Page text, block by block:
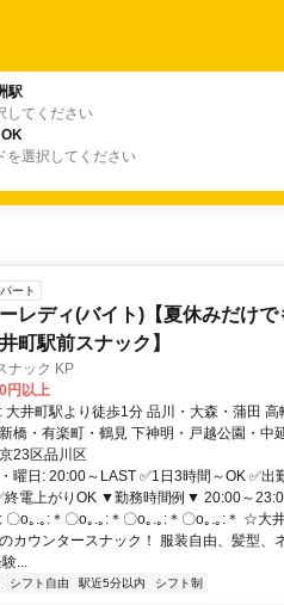
駅
してください
を選択してください
ート
レディ(バイト)【夏休みだけ
町駅前スナック】
ナック KP
円以上
崎
橋・有楽町・鶴見 下神明・戸越公園・中
り換えなし！
23区品川区
曜日: 20:00～LAST ✅1日3時間～OK ✅出
終電上がりOK ▼勤務時間例▼ 20:00～
〇o｡.｡:＊〇o｡.｡:＊〇o｡.｡:＊〇o｡.｡:＊ ☆
カウンタースナック！ 服装自由、髪型、
...
シフト自由 駅近5分以内 シフト制